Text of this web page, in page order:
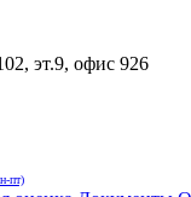
эт.9, офис 926
пт)